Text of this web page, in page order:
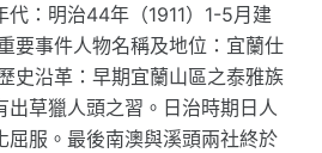
代：明治44年（1911）1-5月建
要事件人物名稱及地位：宜蘭仕
史沿革：早期宜蘭山區之泰雅族
出草獵人頭之習。日治時期日人
屈服。最後南澳與溪頭兩社終於